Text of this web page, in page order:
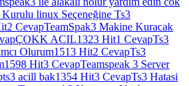
Kurulu linux Seçeneğine Ts3
2 CevapTeamSpak3 Makine Kuracak
ÇOKK ACIL1323 Hit1 CevapTs3
Olurum1513 Hit2 CevapTs3
1598 Hit3 CevapTeamspeak 3 Server
ts3 acill bak1354 Hit3 CevapTs3 Hatasi